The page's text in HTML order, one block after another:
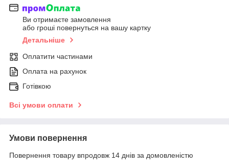
Ви отримаєте замовлення
або гроші повернуться на вашу картку
Детальніше
Оплатити частинами
Оплата на рахунок
Готівкою
Всі умови оплати
Умови повернення
Повернення товару впродовж 14 днів за домовленістю